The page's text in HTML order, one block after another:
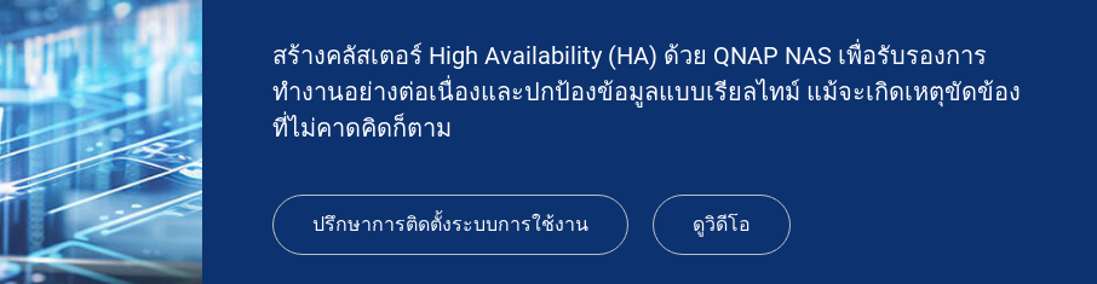
สร้างคลัสเตอร์ High Availability (HA) ด้วย QNAP NAS เพื่อรับรองการ
ทำงานอย่างต่อเนื่องและปกป้องข้อมูลแบบเรียลไทม์ แม้จะเกิดเหตุขัดข้อง
ที่ไม่คาดคิดก็ตาม
ปรึกษาการติดตั้งระบบการใช้งาน ดูวิดีโอ